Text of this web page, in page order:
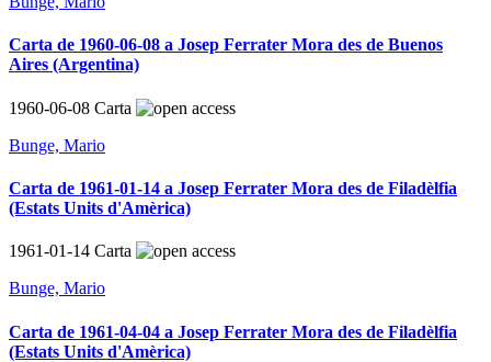
Carta de 1960-06-08 a Josep Ferrater Mora des de Buenos
Aires (Argentina)
1960-06-08 Carta
Bunge, Mario
Carta de 1961-01-14 a Josep Ferrater Mora des de Filadèlfia
(Estats Units d'Amèrica)
1961-01-14 Carta
Bunge, Mario
Carta de 1961-04-04 a Josep Ferrater Mora des de Filadèlfia
(Estats Units d'Amèrica)